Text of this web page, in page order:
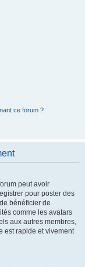
ce forum ?
peut avoir
pour poster des
bénéficier de
comme les avatars
aux autres membres,
est rapide et vivement